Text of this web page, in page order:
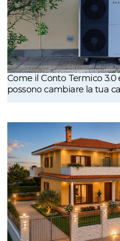
Come il Conto Termico
possono cambiare la tua